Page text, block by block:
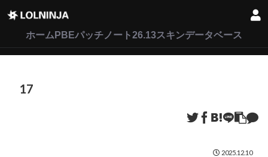
ホーム PBEパッチノート26.13スキンデータベース
17
2025.12.10